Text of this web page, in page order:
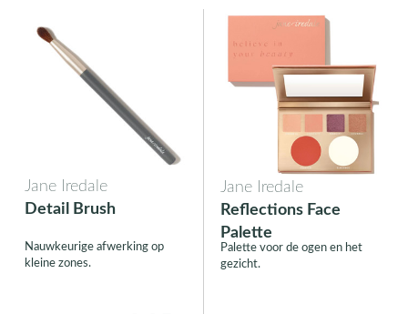
Jane Iredale
Detail Brush
Nauwkeurige afwerking op
kleine zones.
Jane Iredale
Reflections Face
Palette
Palette voor de ogen en het
gezicht.